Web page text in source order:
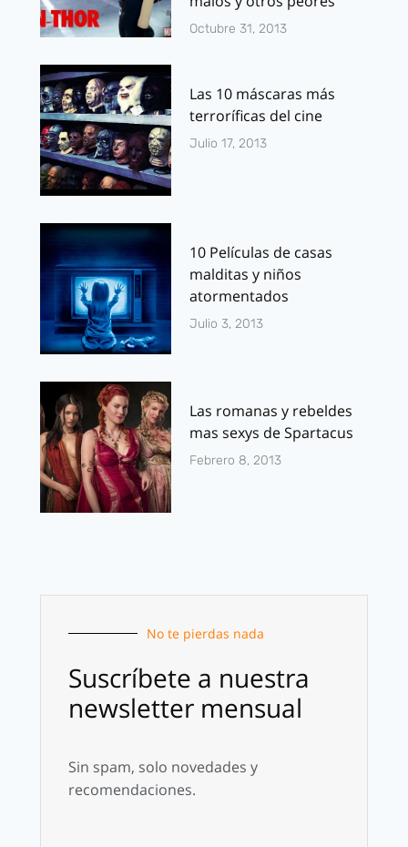
Octubre 31, 2013
Las 10 máscaras más
terroríficas del cine
Julio 17, 2013
10 Películas de casas
malditas y niños
atormentados
Julio 3, 2013
Las romanas y rebeldes
mas sexys de Spartacus
Febrero 8, 2013
No te pierdas nada
Suscríbete a nuestra
newsletter mensual
Sin spam, solo novedades y
recomendaciones.